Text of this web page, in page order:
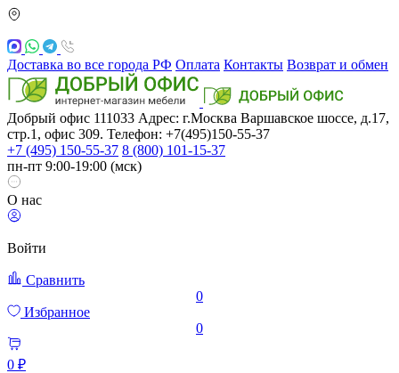
Доставка во все города РФ Оплата Контакты Возврат и обмен
Добрый офис 111033 Адрес: г.Москва Варшавское шоссе, д.17,
стр.1, офис 309. Телефон: +7(495)150-55-37
+7 (495) 150-55-37 8 (800) 101-15-37
пн-пт 9:00-19:00 (мск)
О нас
Войти
Сравнить
0
Избранное
0
0 ₽